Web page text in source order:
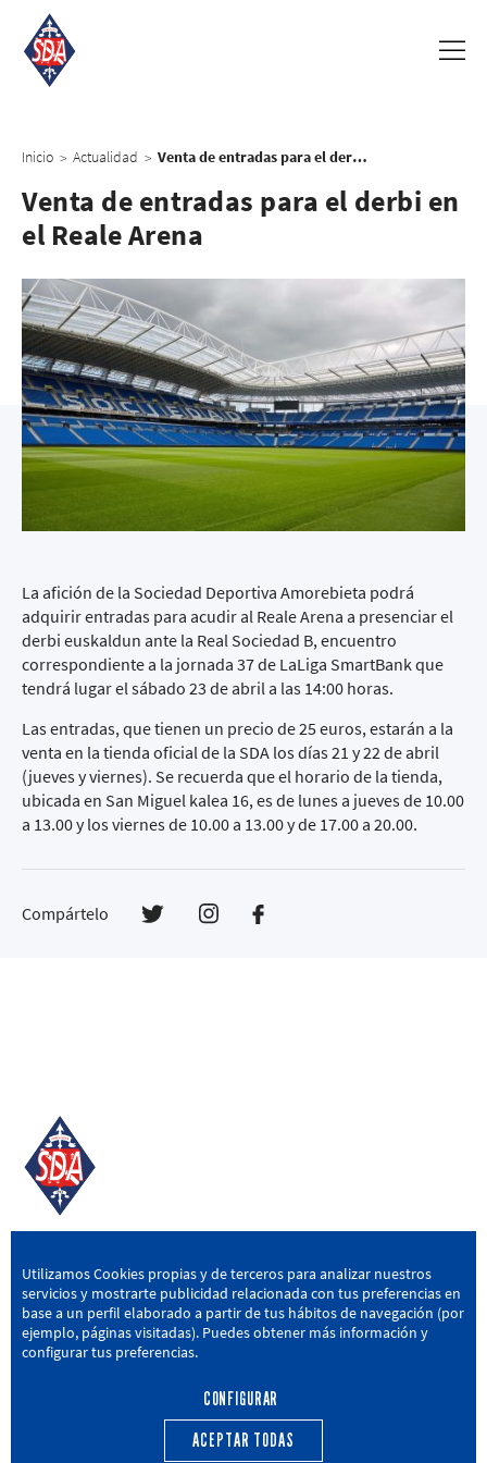
Inicio > Actualidad > Venta de entradas para el derbi en el Reale Arena
Venta de entradas para el derbi en
el Reale Arena
La afición de la Sociedad Deportiva Amorebieta podrá
adquirir entradas para acudir al Reale Arena a presenciar el
derbi euskaldun ante la Real Sociedad B, encuentro
correspondiente a la jornada 37 de LaLiga SmartBank que
tendrá lugar el sábado 23 de abril a las 14:00 horas.
Las entradas, que tienen un precio de 25 euros, estarán a la
venta en la tienda oficial de la SDA los días 21 y 22 de abril
(jueves y viernes). Se recuerda que el horario de la tienda,
ubicada en San Miguel kalea 16, es de lunes a jueves de 10.00
a 13.00 y los viernes de 10.00 a 13.00 y de 17.00 a 20.00.
Compártelo
SD AMOREBIETA
San Miguel Kalea, 16, 48340 Amorebieta, Bizkaia
946 604 751 | sda@sdamorebieta.eus
CANTERA ACTUALIDAD
Utilizamos Cookies propias y de terceros para analizar nuestros
servicios y mostrarte publicidad relacionada con tus preferencias en
base a un perfil elaborado a partir de tus hábitos de navegación (por
ejemplo, páginas visitadas). Puedes obtener más información y
configurar tus preferencias.
CONFIGURAR
ACEPTAR TODAS